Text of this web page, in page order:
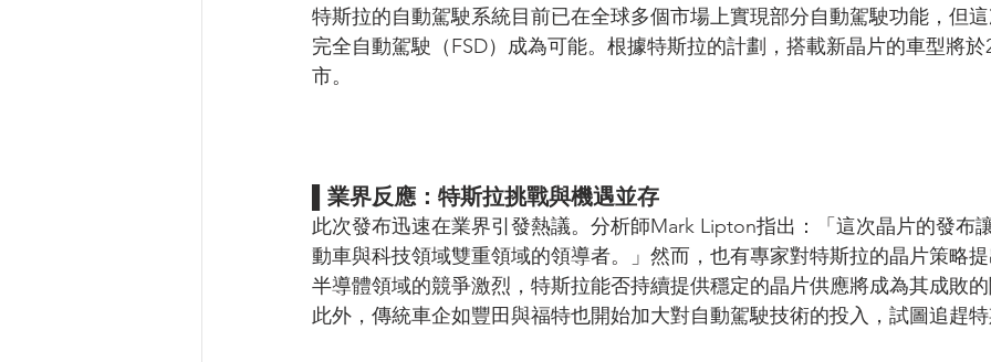
特斯拉的自動駕駛系統目前已在全球多個市場上實現部分自動駕駛功能，但
完全自動駕駛（FSD）成為可能。根據特斯拉的計劃，搭載新晶片的車型將於
市。
▌業界反應：特斯拉挑戰與機遇並存
此次發布迅速在業界引發熱議。分析師Mark Lipton指出：「這次晶片的發布
動車與科技領域雙重領域的領導者。」然而，也有專家對特斯拉的晶片策略
半導體領域的競爭激烈，特斯拉能否持續提供穩定的晶片供應將成為其成敗
此外，傳統車企如豐田與福特也開始加大對自動駕駛技術的投入，試圖追趕